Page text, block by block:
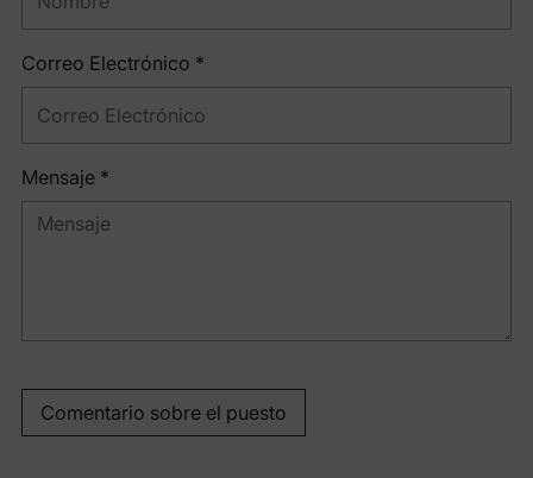
Correo Electrónico *
Mensaje *
Comentario sobre el puesto